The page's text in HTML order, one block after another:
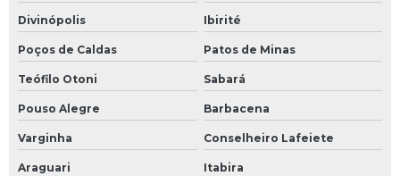
Divinópolis Ibirité
Poços de Caldas Patos de Minas
Teófilo Otoni Sabará
Pouso Alegre Barbacena
Varginha Conselheiro Lafeiete
Araguari Itabira